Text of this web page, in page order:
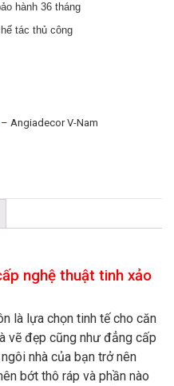
hành 36 tháng
tác thủ công
– Angiadecor V-Nam
nghệ thuật tinh xảo
là lựa chọn tinh tế cho căn
vẽ đẹp cũng như đẳng cấp
nhà của bạn trở nên
bớt thô ráp và phần nào